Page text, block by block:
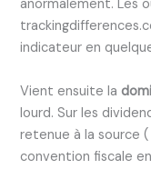
anormalement. Les
indicateur en
Vient ensuite la
lourd. Sur les
retenue à la source (
convention fiscale